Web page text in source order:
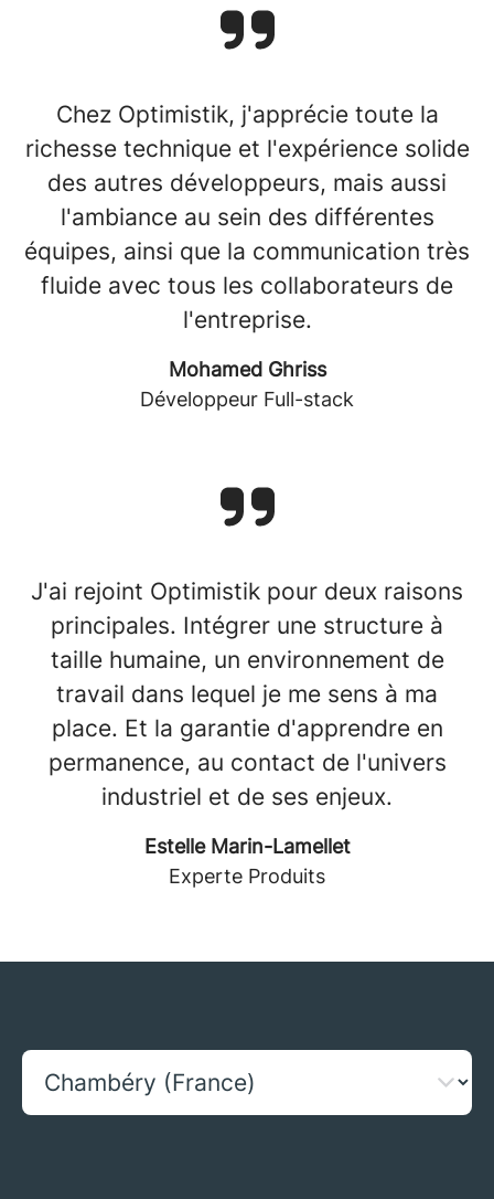
Chez Optimistik, j'apprécie toute la
richesse technique et l'expérience solide
des autres développeurs, mais aussi
l'ambiance au sein des différentes
équipes, ainsi que la communication très
fluide avec tous les collaborateurs de
l'entreprise.
Mohamed Ghriss
Développeur Full-stack
J'ai rejoint Optimistik pour deux raisons
principales. Intégrer une structure à
taille humaine, un environnement de
travail dans lequel je me sens à ma
place. Et la garantie d'apprendre en
permanence, au contact de l'univers
industriel et de ses enjeux.
Estelle Marin-Lamellet
Experte Produits